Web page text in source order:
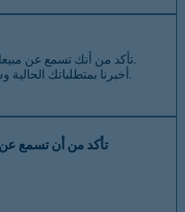
تأكد من أنك تسمع عن مبيعات الاستثمار العقاري الجديدة لدينا أولاً.
أخبرنا بمتطلباتك الحالية وسننبهك بمجرد توفر العقارات المناسبة.
تأكد من أن تسمع عن